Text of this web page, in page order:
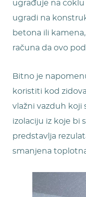
ugrađuje na coklu
ugradi na
betona ili
računa da ovo
Bitno je
koristiti kod
vlažni vazduh koji
izolaciju iz koje bi
predstavlja
smanjena